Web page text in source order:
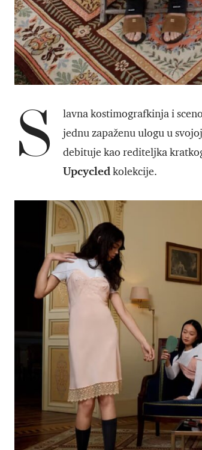
S lavna kostimografkinja i
jednu zapaženu ulogu u
debituje kao rediteljka
Upcycled kolekcije.